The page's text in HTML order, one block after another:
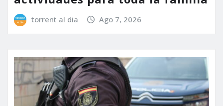
torrent al dia Ago 7, 2026